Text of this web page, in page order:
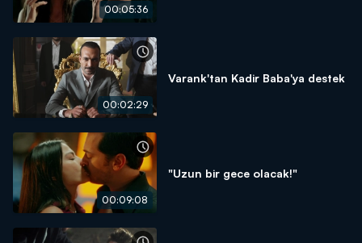
00:05:36
00:02:29
Varank'tan Kadir Baba'ya destek
00:09:08
"Uzun bir gece olacak!"